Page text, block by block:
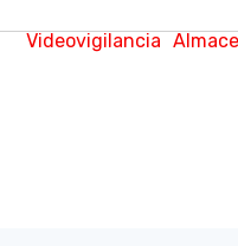
Videovigilancia